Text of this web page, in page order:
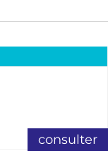
T
I
O
V
V
È
N
N
consulter